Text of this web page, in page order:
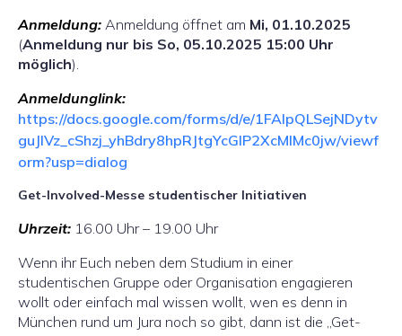
Anmeldung: Anmeldung öffnet am Mi, 01.10.2025
(Anmeldung nur bis So, 05.10.2025 15:00 Uhr
möglich).
Anmeldunglink:
https://docs.google.com/forms/d/e/1FAIpQLSejNDytv
guJlVz_cShzj_yhBdry8hpRJtgYcGIP2XcMlMc0jw/viewf
orm?usp=dialog
Get-Involved-Messe studentischer Initiativen
Uhrzeit: 16.00 Uhr – 19.00 Uhr
Wenn ihr Euch neben dem Studium in einer
studentischen Gruppe oder Organisation engagieren
wollt oder einfach mal wissen wollt, wen es denn in
München rund um Jura noch so gibt, dann ist die „Get-